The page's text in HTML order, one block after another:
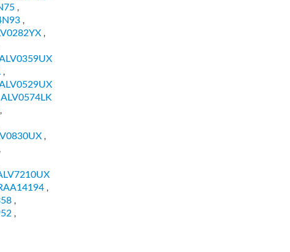
,
,
,
,
ALV0574LK
,
,
,
,
,